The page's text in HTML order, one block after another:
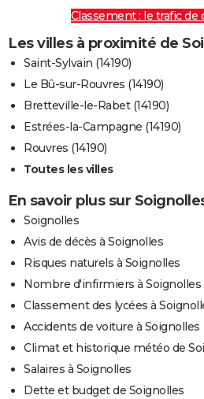
Classement : le trafic de
Les villes à proximité de
Saint-Sylvain (14190)
Le Bû-sur-Rouvres (14190)
Bretteville-le-Rabet (14190)
Estrées-la-Campagne (14190)
Rouvres (14190)
Toutes les villes
En savoir plus sur
Soignolles
Avis de décès à Soignolles
Risques naturels à Soignolles
Nombre d'infirmiers à Soignolles
Classement des lycées à
Accidents de voiture à Soignolles
Climat et historique météo de
Salaires à Soignolles
Dette et budget de Soignolles